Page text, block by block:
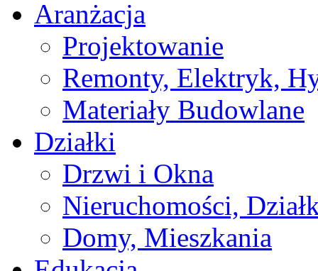
Aranżacja
Projektowanie
Remonty, Elektryk,
Materiały Budowlane
Działki
Drzwi i Okna
Nieruchomości,
Domy, Mieszkania